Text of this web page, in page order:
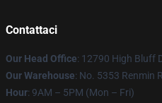
Contattaci
Our Head Office: 12790 High Bluff
Our Warehouse: No. 5353 Renmin
Hour: 9AM – 5PM (Mon – Fri)